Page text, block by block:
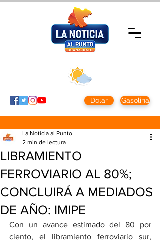
Dolar Gasolina
LIBRAMIENTO
FERROVIARIO AL 80%;
CONCLUIRÁ A MEDIADOS
DE AÑO: IMIPE
La Noticia al Punto
2 min de lectura
Con un avance estimado del 80 por
ciento, el libramiento ferroviario sur,